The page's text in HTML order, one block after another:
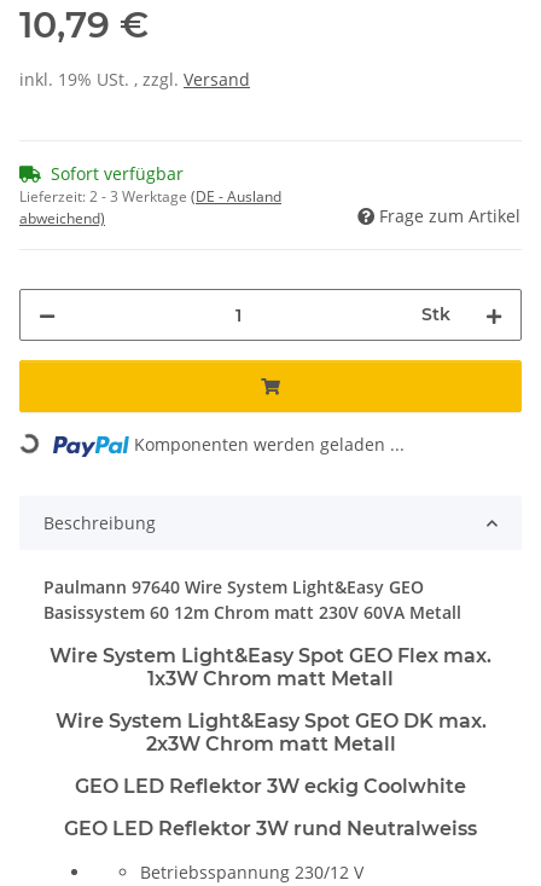
10,79 €
inkl. 19% USt. , zzgl. Versand
Sofort verfügbar
Lieferzeit:2 - 3 Werktage (DE - Ausland
abweichend)
Frage zum Artikel
Stk
Loading... Komponenten werden geladen ...
Beschreibung
Paulmann 97640 Wire System Light&Easy GEO
Basissystem 60 12m Chrom matt 230V 60VA Metall
Wire System Light&Easy Spot GEO Flex max.
1x3W Chrom matt Metall
Wire System Light&Easy Spot GEO DK max.
2x3W Chrom matt Metall
GEO LED Reflektor 3W eckig Coolwhite
GEO LED Reflektor 3W rund Neutralweiss
Betriebsspannung 230/12 V